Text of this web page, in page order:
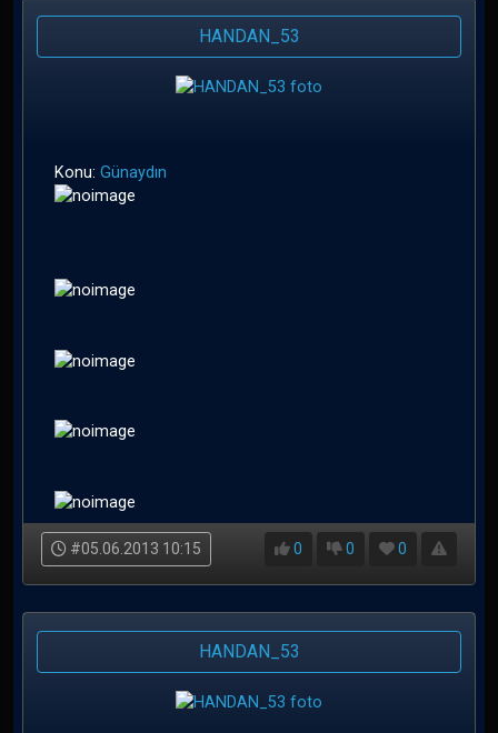
HANDAN_53
Konu: Günaydın
#05.06.2013 10:15 0 0 0
HANDAN_53